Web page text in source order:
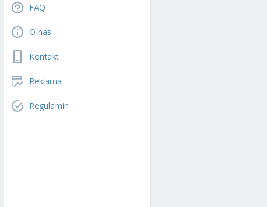
FAQ
O nas
Kontakt
Reklama
Regulamin